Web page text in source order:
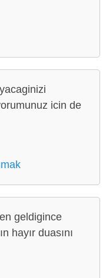
icin de
geldigince
hayır duasını